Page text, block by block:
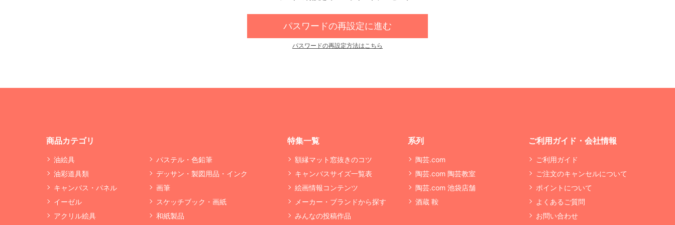
パスワードの再設定に進む
パスワードの再設定方法はこちら
商品カテゴリ
油絵具
油彩道具類
キャンバス・パネル
イーゼル
アクリル絵具
パステル・色鉛筆
デッサン・製図用品・インク
画筆
スケッチブック・画紙
和紙製品
特集一覧
額縁マット窓抜きのコツ
キャンバスサイズ一覧表
絵画情報コンテンツ
メーカー・ブランドから探す
みんなの投稿作品
系列
陶芸.com
陶芸.com 陶芸教室
陶芸.com 池袋店舗
酒蔵 鞍
ご利用ガイド・会社情報
ご利用ガイド
ご注文のキャンセルについて
ポイントについて
よくあるご質問
お問い合わせ